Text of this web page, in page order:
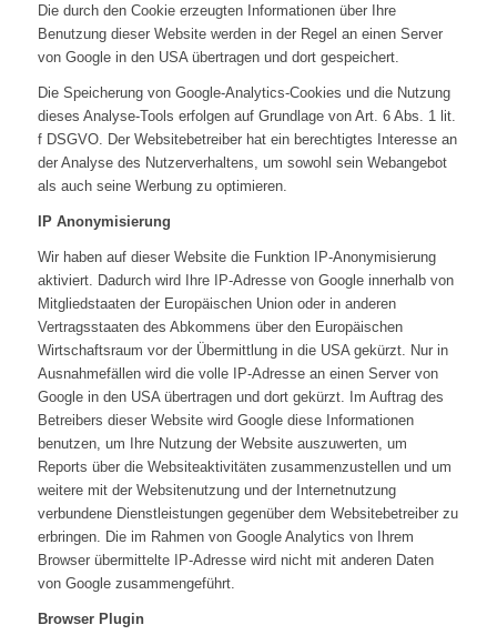
Die durch den Cookie erzeugten Informationen über Ihre
Benutzung dieser Website werden in der Regel an einen Server
von Google in den USA übertragen und dort gespeichert.
Die Speicherung von Google-Analytics-Cookies und die Nutzung
dieses Analyse-Tools erfolgen auf Grundlage von Art. 6 Abs. 1 lit.
f DSGVO. Der Websitebetreiber hat ein berechtigtes Interesse an
der Analyse des Nutzerverhaltens, um sowohl sein Webangebot
als auch seine Werbung zu optimieren.
IP Anonymisierung
Wir haben auf dieser Website die Funktion IP-Anonymisierung
aktiviert. Dadurch wird Ihre IP-Adresse von Google innerhalb von
Mitgliedstaaten der Europäischen Union oder in anderen
Vertragsstaaten des Abkommens über den Europäischen
Wirtschaftsraum vor der Übermittlung in die USA gekürzt. Nur in
Ausnahmefällen wird die volle IP-Adresse an einen Server von
Google in den USA übertragen und dort gekürzt. Im Auftrag des
Betreibers dieser Website wird Google diese Informationen
benutzen, um Ihre Nutzung der Website auszuwerten, um
Reports über die Websiteaktivitäten zusammenzustellen und um
weitere mit der Websitenutzung und der Internetnutzung
verbundene Dienstleistungen gegenüber dem Websitebetreiber zu
erbringen. Die im Rahmen von Google Analytics von Ihrem
Browser übermittelte IP-Adresse wird nicht mit anderen Daten
von Google zusammengeführt.
Browser Plugin